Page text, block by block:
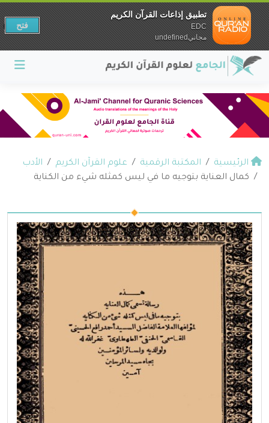
الرئيسية المكتبة الرقمية علوم القرآن الكريم
الأدب
كمال العناية بتوجيه ما في ليس كمثله شيء من الكناية
تطبيق إذاعات القرآن الكريم
EDC
مجانيundefined
فتح